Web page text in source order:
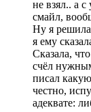
не взял.. а
смайл,
Ну я
я ему
Сказала,
счёл
писал
честно,
адеквате: